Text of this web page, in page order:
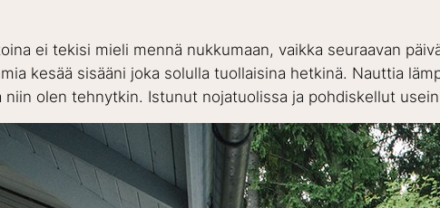
ei tekisi mieli mennä nukkumaan, vaikka seuraavan
kesää sisääni joka solulla tuollaisina hetkinä. Nauttia
niin olen tehnytkin. Istunut nojatuolissa ja pohdiskellut